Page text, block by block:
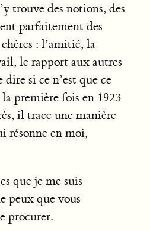
trouve des notions, des
parfaitement des
: l’amitié, la
le rapport aux autres
si ce n’est que ce
première fois en 1923
il trace une manière
résonne en moi,
que je me suis
peux que vous
procurer.